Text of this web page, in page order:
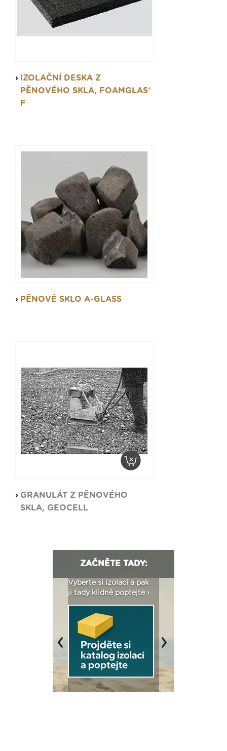
IZOLAČNÍ DESKA Z
PĚNOVÉHO SKLA, FOAMGLAS®
F
PĚNOVÉ SKLO A-GLASS
GRANULÁT Z PĚNOVÉHO
SKLA, GEOCELL
ZAČNĚTE TADY:
Vyberte si izolaci a pak
ji tady klidně poptejte ›
Previous Next